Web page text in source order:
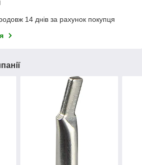
14 днів за рахунок покупця